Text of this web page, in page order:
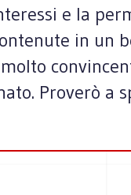
e la
in un
Proverò a